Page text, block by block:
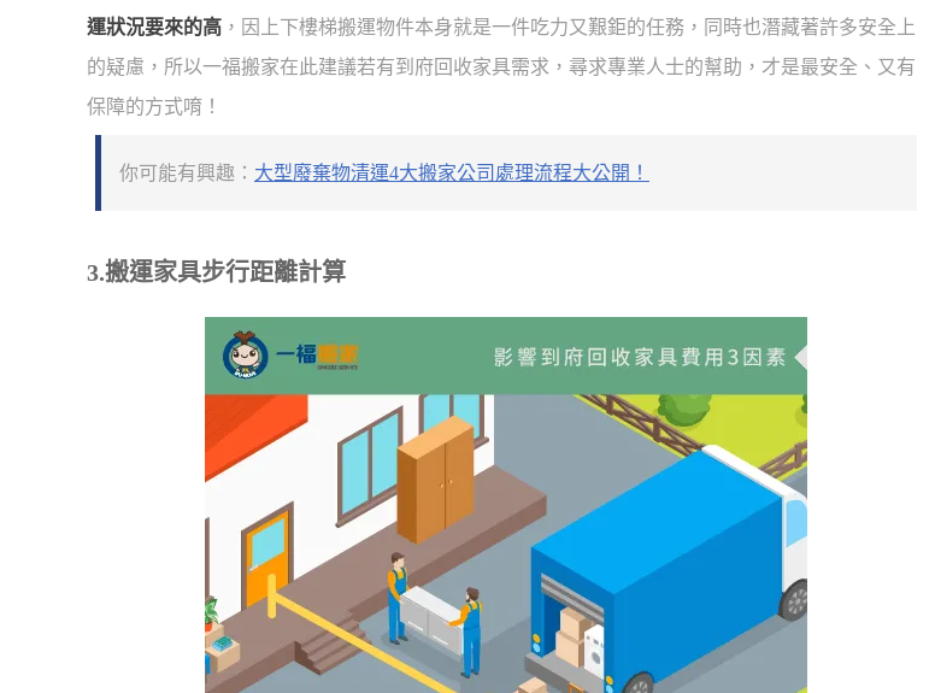
運狀況要來的高 ，因上下樓梯搬運物件本身就是一件吃力又艱鉅的任務，同時也潛藏著許多安全上
的疑慮，所以一福搬家在此建議若有到府回收家具需求，尋求專業人士的幫助，才是最安全、又有
保障的方式唷！
你可能有興趣： 大型廢棄物清運4大搬家公司處理流程大公開！
3.搬運家具步行距離計算